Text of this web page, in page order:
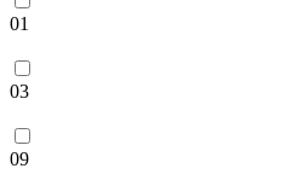
01
03
09